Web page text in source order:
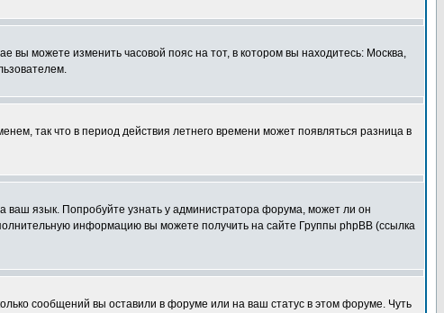
вы можете изменить часовой пояс на тот, в котором вы находитесь: Москва,
так что в период действия летнего времени может появляться разница в
ваш язык. Попробуйте узнать у администратора форума, может ли он
информацию вы можете получить на сайте Группы phpBB (ссылка
сообщений вы оставили в форуме или на ваш статус в этом форуме. Чуть